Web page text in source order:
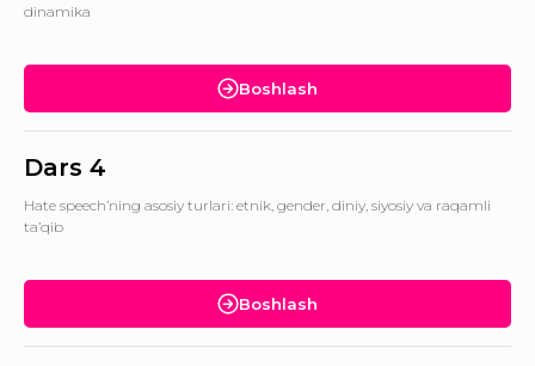
dinamika
Boshlash
Dars 4
Hate speech’ning asosiy turlari: etnik, gender, diniy, siyosiy va raqamli
ta’qib
Boshlash